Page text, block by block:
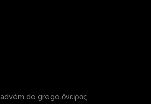
do grego ὄνειρος